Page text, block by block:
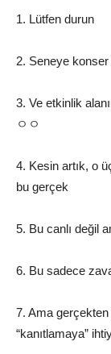
1. Lütfen durun
2. Seneye konser
3. Ve etkinlik
ㅇㅇ
4. Kesin artık, o
bu gerçek
5. Bu canlı değil
6. Bu sadece
7. Ama gerçekten
“kanıtlamaya”